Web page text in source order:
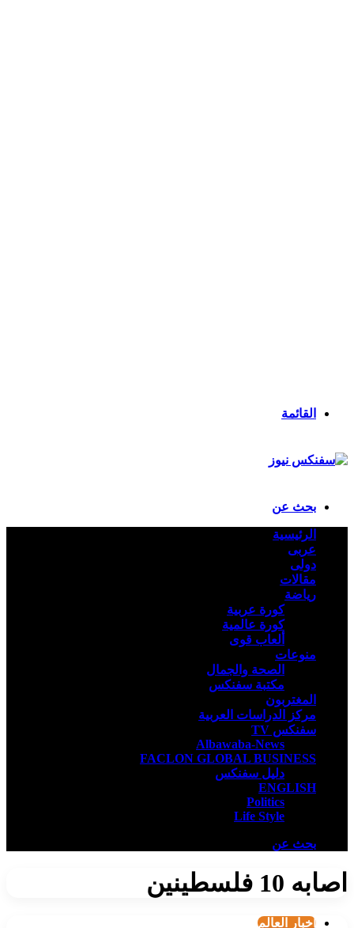
القائمة
بحث عن
الرئيسية
عربى
دولى
مقالات
رياضة
كورة عربية
كورة عالمية
ألعاب قوى
منوعات
الصحة والجمال
مكتبة سفنكس
المغتربون
مركز الدراسات العربية
سفنكس TV
Albawaba-News
FACLON GLOBAL BUSINESS
دليل سفنكس
ENGLISH
Politics
Life Style
بحث عن
اصابه 10 فلسطينين
أخبار العالم